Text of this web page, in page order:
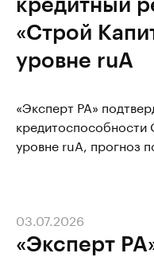
«Строй
уровне ruA
«Эксперт РА»
уровне ruA, прогноз
«Эксперт
03.07.2026